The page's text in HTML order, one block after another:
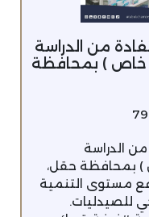
من الدراسة
خاص ) بمحافظة
الدراسة
) بمحافظة حقل،
مستوى التنمية
للصيدليات.